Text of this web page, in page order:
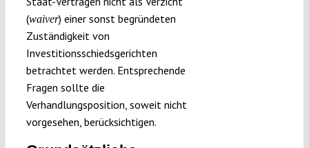
(waiver) einer sonst begründeten
Zuständigkeit von
Investitionsschiedsgerichten
betrachtet werden. Entsprechende
Fragen sollte die
Verhandlungsposition, soweit nicht
vorgesehen, berücksichtigen.